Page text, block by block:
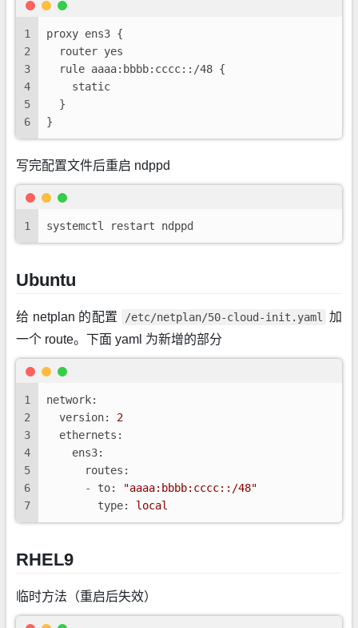
1
2
3
4
5
6
proxy ens3 {
  router yes
  rule aaaa:bbbb:cccc::/48 {
    static
  }
}
写完配置文件后重启 ndppd
1 systemctl restart ndppd
Ubuntu
给 netplan 的配置 /etc/netplan/50-cloud-init.yaml
加
一个 route。下面 yaml 为新增的部分
1
2
3
4
5
6
7
network:
version:
2
ethernets:
ens3:
routes:
-
to:
"aaaa:bbbb:cccc::/48"
type:
local
RHEL9
临时方法（重启后失效）